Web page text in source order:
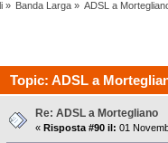
» Banda Larga» ADSL a
Topic: ADSL a
Re: ADSL a Mortegliano
« Risposta #90 il: 01